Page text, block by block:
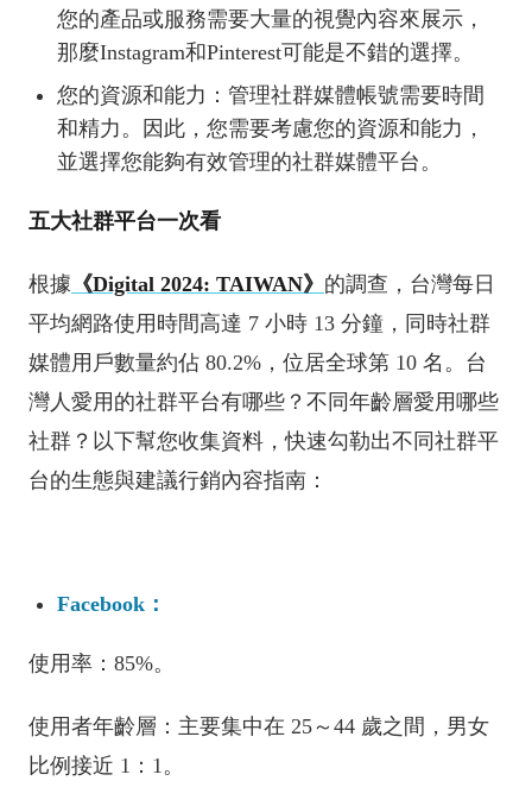
您的產品或服務需要大量的視覺內容來展示，
那麼Instagram和Pinterest可能是不錯的選擇。
您的資源和能力：管理社群媒體帳號需要時間
和精力。因此，您需要考慮您的資源和能力，
並選擇您能夠有效管理的社群媒體平台。
五大社群平台一次看
根據 《Digital 2024: TAIWAN》 的調查，台灣每日
平均網路使用時間高達 7 小時 13 分鐘，同時社群
媒體用戶數量約佔 80.2%，位居全球第 10 名。台
灣人愛用的社群平台有哪些？不同年齡層愛用哪些
社群？以下幫您收集資料，快速勾勒出不同社群平
台的生態與建議行銷內容指南：
Facebook：
使用率：85%。
使用者年齡層：主要集中在 25～44 歲之間，男女
比例接近 1：1。